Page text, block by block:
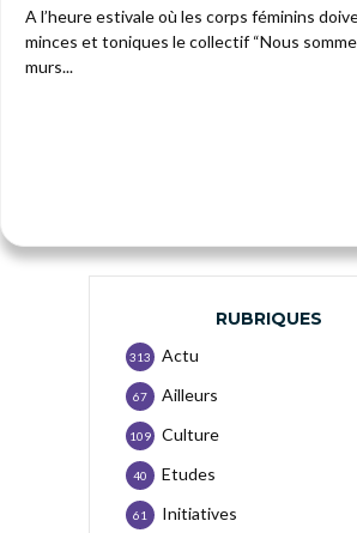
A l’heure estivale où les corps féminins
minces et toniques le collectif “Nous
murs...
RUBRIQUES
Actu
313
Ailleurs
67
Culture
109
Etudes
40
Initiatives
61